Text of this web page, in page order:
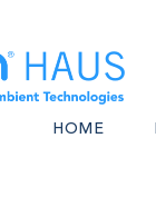
HOME